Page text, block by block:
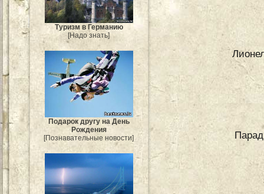
Туризм в Германию
[Надо знать]
Подарок другу на День
Рождения
[Познавательные новости]